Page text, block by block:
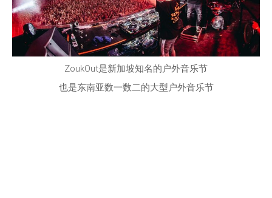
ZoukOut是新加坡知名的户外音乐节
也是东南亚数一数二的大型户外音乐节